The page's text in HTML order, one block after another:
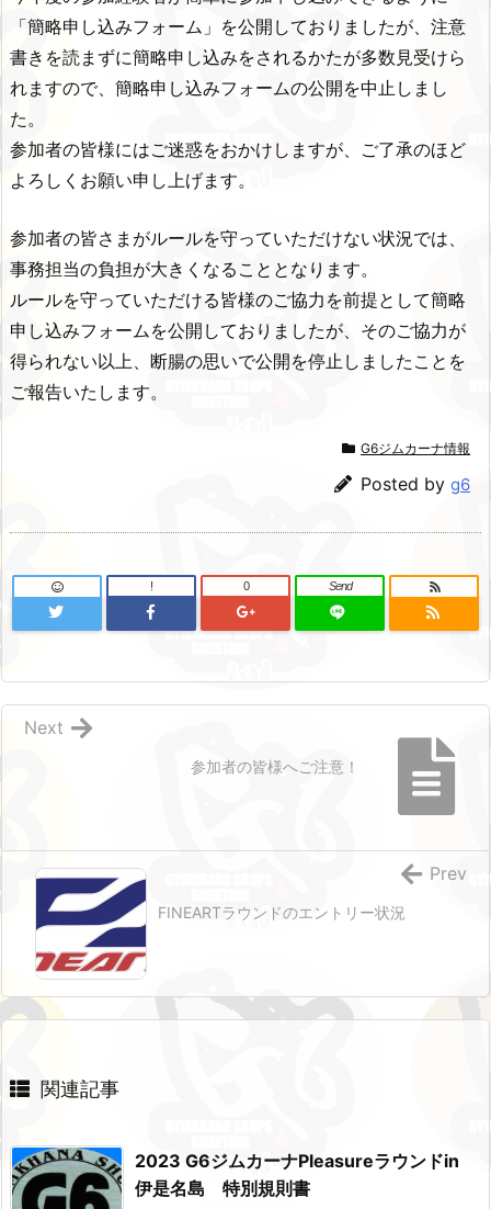
「簡略申し込みフォーム」を公開しておりましたが、注意
書きを読まずに簡略申し込みをされるかたが多数見受けら
れますので、簡略申し込みフォームの公開を中止しまし
た。
参加者の皆様にはご迷惑をおかけしますが、ご了承のほど
よろしくお願い申し上げます。
参加者の皆さまがルールを守っていただけない状況では、
事務担当の負担が大きくなることとなります。
ルールを守っていただける皆様のご協力を前提として簡略
申し込みフォームを公開しておりましたが、そのご協力が
得られない以上、断腸の思いで公開を停止しましたことを
ご報告いたします。
G6ジムカーナ情報
Posted by g6
! 0 Send
参加者の皆様へご注意！
Next
FINEARTラウンドのエントリー状況
Prev
関連記事
2023 G6ジムカーナPleasureラウンドin
伊是名島 特別規則書